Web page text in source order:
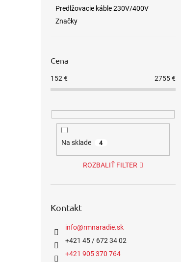
Predlžovacie káble 230V/400V
Značky
Cena
152 € 2755€
Na sklade 4
ROZBALIŤ FILTER
Kontakt
info@rmnaradie.sk
+421 45 / 672 34 02
+421 905 370 764